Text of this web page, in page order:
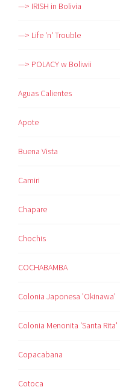
—> IRISH in Bolivia
—> Life 'n' Trouble
—> POLACY w Boliwii
Aguas Calientes
Apote
Buena Vista
Camiri
Chapare
Chochis
COCHABAMBA
Colonia Japonesa 'Okinawa'
Colonia Menonita 'Santa Rita'
Copacabana
Cotoca